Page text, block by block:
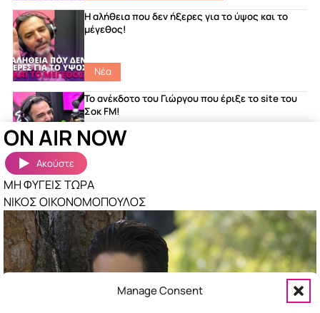
Manage Consent
Η αλήθεια που δεν ήξερες για το ύψος και το
μέγεθος!
Νέα
Το ανέκδοτο του Γιώργου που έριξε το site του
Σοκ FM!
Ακούστηκαν πριν λίγο
ΑΙΓΑΙΟ
ΑΝΝΑ ΒΙΣΣΗ
ΤΙ ΘΕΛΩ ΕΓΩ ΜΕ ΣΕΝΑ
ΓΙΩΡΓΟΣ ΣΑΜΠΑΝΗΣ
TOH TALK OVER OUTRO
ON AIR NOW
Ακούστε
ΜΗ ΦΥΓΕΙΣ ΤΩΡΑ
ΝΙΚΟΣ ΟΙΚΟΝΟΜΟΠΟΥΛΟΣ